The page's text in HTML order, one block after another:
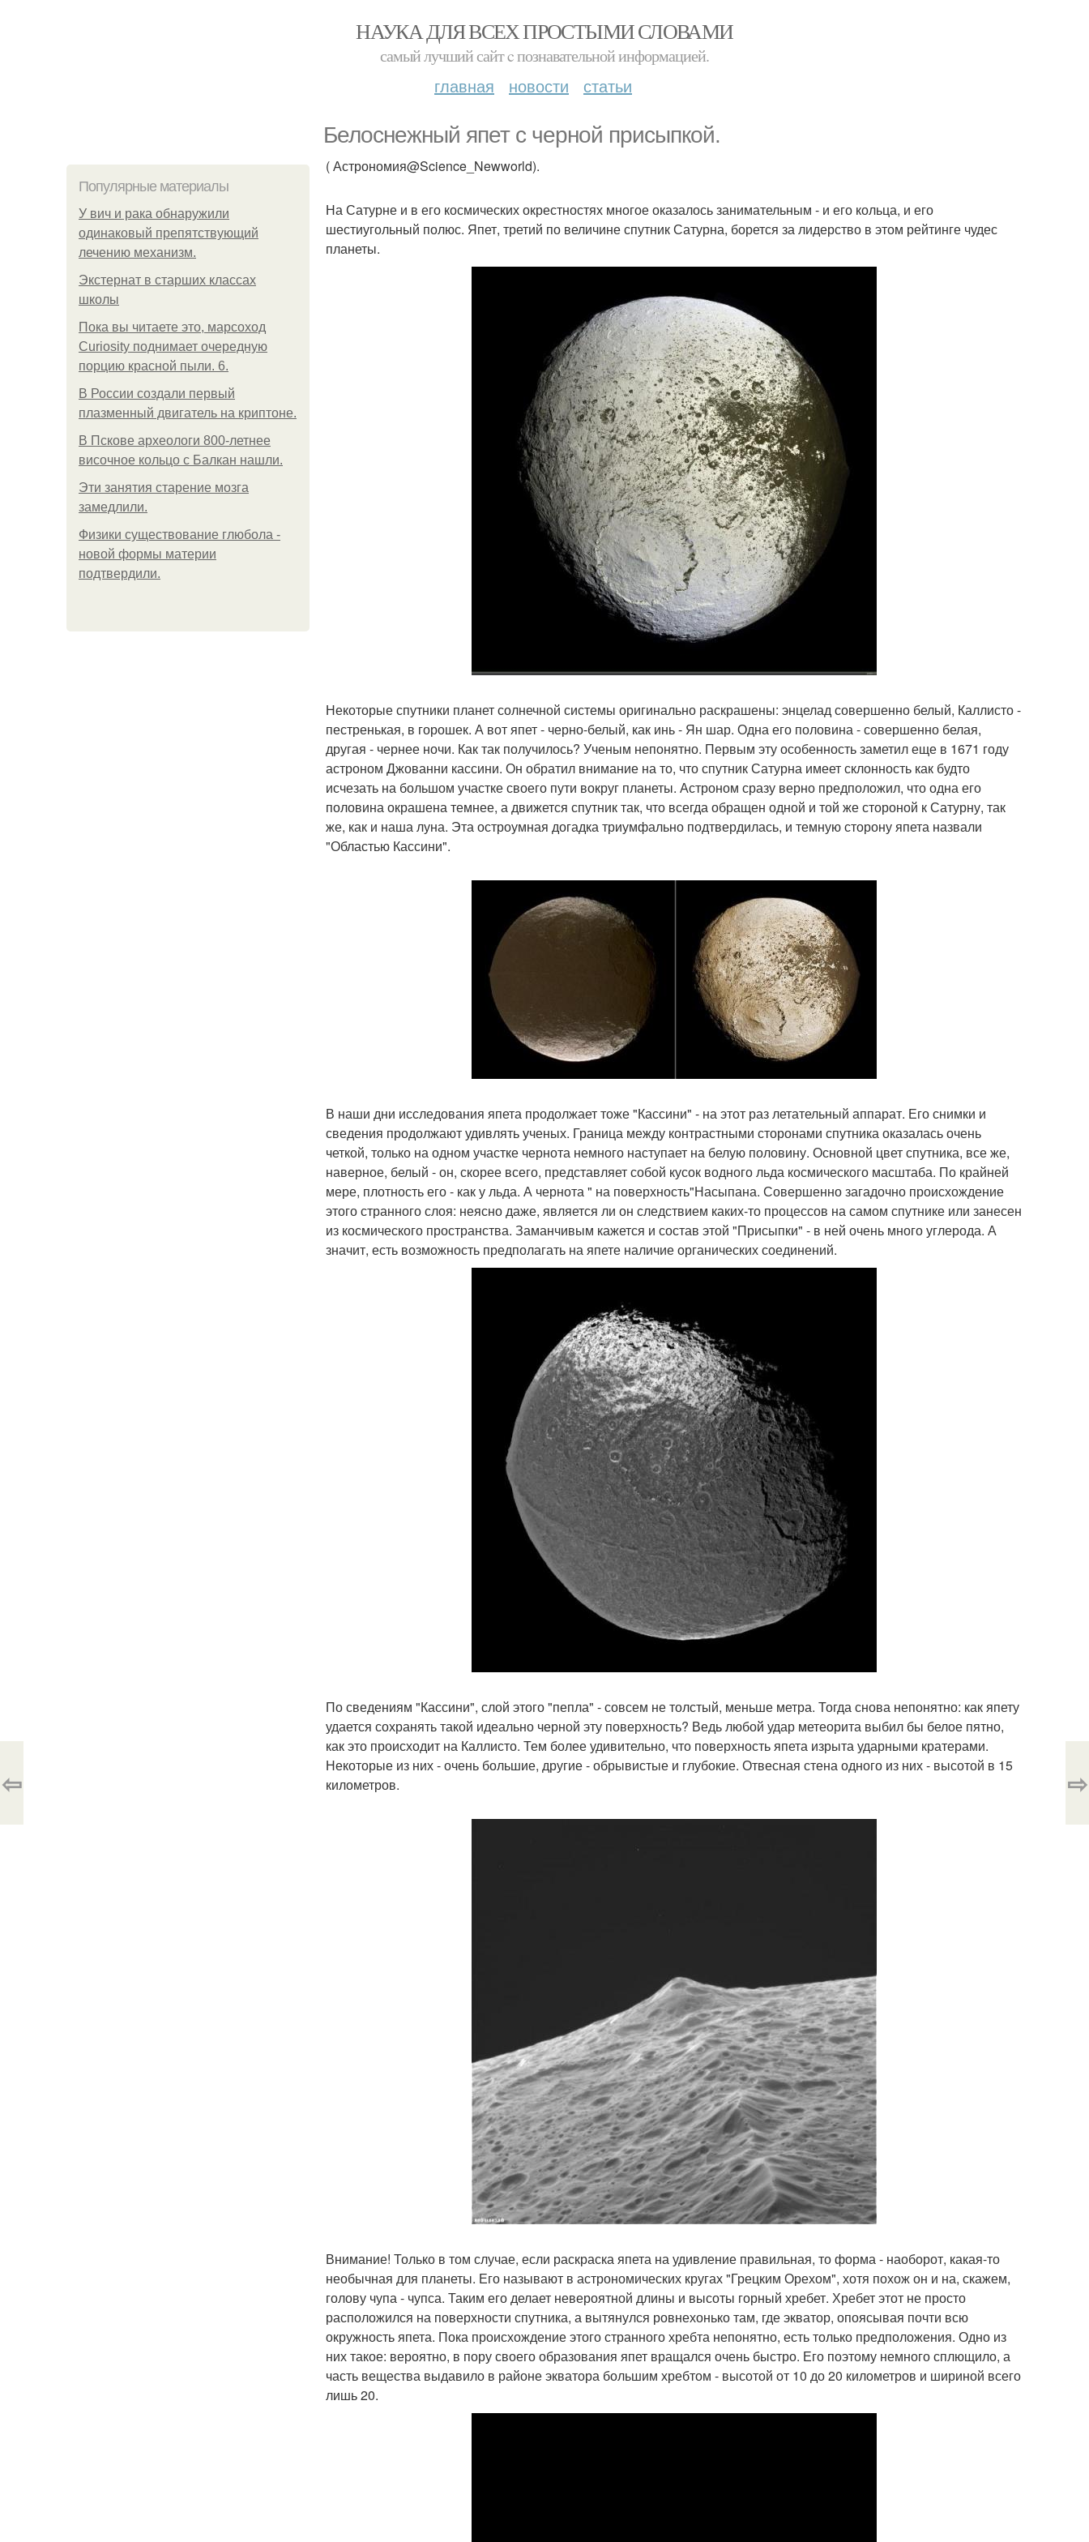
НАУКА ДЛЯ ВСЕХ ПРОСТЫМИ СЛОВАМИ
самый лучший сайт c познавательной информацией.
главная новости статьи
Белоснежный япет с черной присыпкой.
Популярные материалы
У вич и рака обнаружили
одинаковый препятствующий
лечению механизм.
Экстернат в старших классах
школы
Пока вы читаете это, марсоход
Curiosity поднимает очередную
порцию красной пыли. 6.
В России создали первый
плазменный двигатель на криптоне.
В Пскове археологи 800-летнее
височное кольцо с Балкан нашли.
Эти занятия старение мозга
замедлили.
Физики существование глюбола -
новой формы материи
подтвердили.
( Астрономия@Science_Newworld).
На Сатурне и в его космических окрестностях многое оказалось занимательным - и его кольца, и его
шестиугольный полюс. Япет, третий по величине спутник Сатурна, борется за лидерство в этом рейтинге чудес
планеты.
Некоторые спутники планет солнечной системы оригинально раскрашены: энцелад совершенно белый, Каллисто -
пестренькая, в горошек. А вот япет - черно-белый, как инь - Ян шар. Одна его половина - совершенно белая,
другая - чернее ночи. Как так получилось? Ученым непонятно. Первым эту особенность заметил еще в 1671 году
астроном Джованни кассини. Он обратил внимание на то, что спутник Сатурна имеет склонность как будто
исчезать на большом участке своего пути вокруг планеты. Астроном сразу верно предположил, что одна его
половина окрашена темнее, а движется спутник так, что всегда обращен одной и той же стороной к Сатурну, так
же, как и наша луна. Эта остроумная догадка триумфально подтвердилась, и темную сторону япета назвали
"Областью Кассини".
В наши дни исследования япета продолжает тоже "Кассини" - на этот раз летательный аппарат. Его снимки и
сведения продолжают удивлять ученых. Граница между контрастными сторонами спутника оказалась очень
четкой, только на одном участке чернота немного наступает на белую половину. Основной цвет спутника, все же,
наверное, белый - он, скорее всего, представляет собой кусок водного льда космического масштаба. По крайней
мере, плотность его - как у льда. А чернота " на поверхность"Насыпана. Совершенно загадочно происхождение
этого странного слоя: неясно даже, является ли он следствием каких-то процессов на самом спутнике или занесен
из космического пространства. Заманчивым кажется и состав этой "Присыпки" - в ней очень много углерода. А
значит, есть возможность предполагать на япете наличие органических соединений.
По сведениям "Кассини", слой этого "пепла" - совсем не толстый, меньше метра. Тогда снова непонятно: как япету
удается сохранять такой идеально черной эту поверхность? Ведь любой удар метеорита выбил бы белое пятно,
как это происходит на Каллисто. Тем более удивительно, что поверхность япета изрыта ударными кратерами.
Некоторые из них - очень большие, другие - обрывистые и глубокие. Отвесная стена одного из них - высотой в 15
километров.
Внимание! Только в том случае, если раскраска япета на удивление правильная, то форма - наоборот, какая-то
необычная для планеты. Его называют в астрономических кругах "Грецким Орехом", хотя похож он и на, скажем,
голову чупа - чупса. Таким его делает невероятной длины и высоты горный хребет. Хребет этот не просто
расположился на поверхности спутника, а вытянулся ровнехонько там, где экватор, опоясывая почти всю
окружность япета. Пока происхождение этого странного хребта непонятно, есть только предположения. Одно из
них такое: вероятно, в пору своего образования япет вращался очень быстро. Его поэтому немного сплющило, а
часть вещества выдавило в районе экватора большим хребтом - высотой от 10 до 20 километров и шириной всего
лишь 20.
⇦ ⇨